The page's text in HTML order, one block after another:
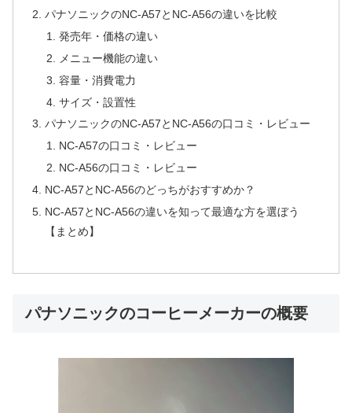
パナソニックのNC-A57とNC-A56の違いを比較
発売年・価格の違い
メニュー機能の違い
容量・消費電力
サイズ・設置性
パナソニックのNC-A57とNC-A56の口コミ・レビュー
NC-A57の口コミ・レビュー
NC-A56の口コミ・レビュー
NC-A57とNC-A56のどっちがおすすめか？
NC-A57とNC-A56の違いを知って最適な方を選ぼう
【まとめ】
パナソニックのコーヒーメーカーの概要